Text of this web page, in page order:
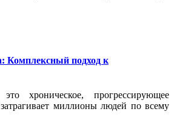
Комплексный подход к
хроническое, прогрессирующее
затрагивает миллионы людей по всему